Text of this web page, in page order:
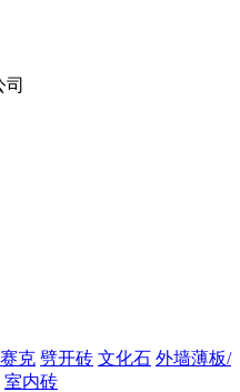
克 劈开砖 文化石 外墙薄板/
室内砖